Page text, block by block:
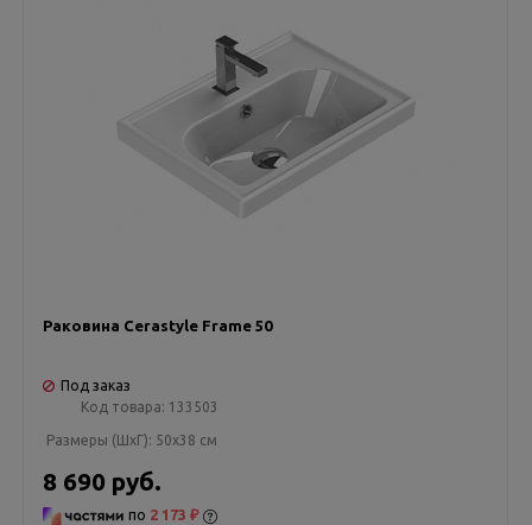
Раковина Cerastyle Frame 50
Под заказ
Код товара: 133503
Размеры (ШxГ): 50x38 см
8 690 руб.
по 2 173 ₽